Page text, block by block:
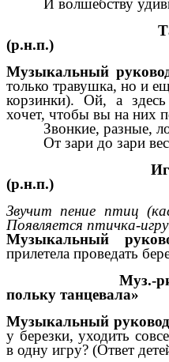
И волшебству
Танец
(р.н.п.)
Музыкальный
только травушка, но и
корзинки). Ой, а
хочет, чтобы вы на них
Звонкие, разные,
От зари до зари
Игра на
(р.н.п.)
Звучит пение птиц
Появляется птичка-
Музыкальный
прилетела проведать
Муз.-ритм.
польку танцевала»
Музыкальный
у березки, уходить
в одну игру? (Ответ